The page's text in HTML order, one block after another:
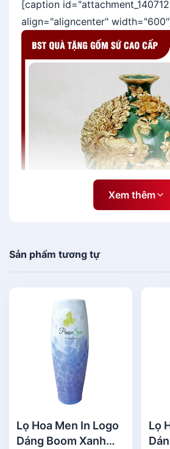
[caption
align="aligncenter"
align="aligncenter" width="600"]
Xem thêm
Sản phẩm tương tự
Lọ Hoa Men In Logo
Dáng Boom Xanh
Lọ